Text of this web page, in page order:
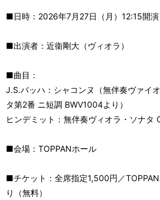
■日時：2026年7月27日（月）12:15開演
■出演者：近衞剛大（ヴィオラ）
■曲目：
J.S.バッハ：シャコンヌ（無伴奏ヴァイ
タ第2番 ニ短調 BWV1004より）
ヒンデミット：無伴奏ヴィオラ・ソナタ
■会場：TOPPANホール
■チケット：全席指定1,500円／
り（無料）